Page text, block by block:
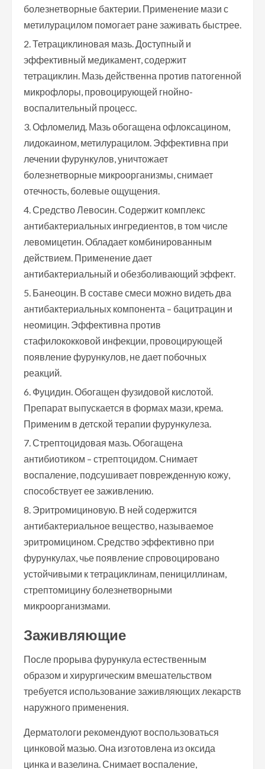
болезнетворные бактерии. Применение мази с
метилурацилом помогает ране заживать быстрее.
Тетрациклиновая мазь. Доступный и
эффективный медикамент, содержит
тетрациклин. Мазь действенна против патогенной
микрофлоры, провоцирующей гнойно-
воспалительный процесс.
Офломелид. Мазь обогащена офлоксацином,
лидокаином, метилурацилом. Эффективна при
лечении фурункулов, уничтожает
болезнетворные микроорганизмы, снимает
отечность, болевые ощущения.
Средство Левосин. Содержит комплекс
антибактериальных ингредиентов, в том числе
левомицетин. Обладает комбинированным
действием. Применение дает
антибактериальный и обезболивающий эффект.
Банеоцин. В составе смеси можно видеть два
антибактериальных компонента – бацитрацин и
неомицин. Эффективна против
стафилококковой инфекции, провоцирующей
появление фурункулов, не дает побочных
реакций.
Фуцидин. Обогащен фузидовой кислотой.
Препарат выпускается в формах мази, крема.
Применим в детской терапии фурункулеза.
Стрептоцидовая мазь. Обогащена
антибиотиком – стрептоцидом. Снимает
воспаление, подсушивает поврежденную кожу,
способствует ее заживлению.
Эритромициновую. В ней содержится
антибактериальное вещество, называемое
эритромицином. Средство эффективно при
фурункулах, чье появление спровоцировано
устойчивыми к тетрациклинам, пенициллинам,
стрептомицину болезнетворными
микроорганизмами.
Заживляющие
После прорыва фурункула естественным
образом и хирургическим вмешательством
требуется использование заживляющих лекарств
наружного применения.
Дерматологи рекомендуют воспользоваться
цинковой мазью. Она изготовлена из оксида
цинка и вазелина. Снимает воспаление,